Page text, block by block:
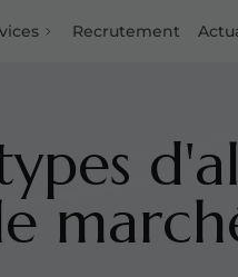
Recrutement